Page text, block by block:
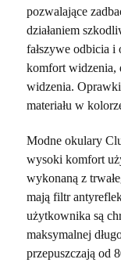
pozwalające
działaniem
fałszywe odbicia i
komfort widzenia,
widzenia.
materiału w
Modne okulary
wysoki komfort
wykonaną z
mają filtr
użytkownika są
maksymalnej
przepuszczają od